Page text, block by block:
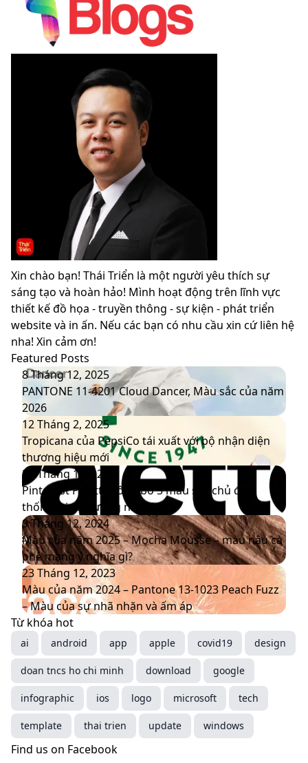
Xin chào bạn! Thái Triển là một người yêu thích sự
sáng tạo và hoàn hảo! Mình hoạt động trên lĩnh vực
thiết kế đồ họa - truyền thông - sự kiện - phát triển
website và in ấn. Nếu các bạn có nhu cầu xin cứ liên hệ
nha! Xin cảm ơn!
Featured Posts
PANTONE
11-
4201
Cloud
Dancer,
Màu
sắc
của
năm
2026
8 Tháng 12, 2025
PANTONE 11-4201 Cloud Dancer, Màu sắc của năm
2026
Tropicana
của
PepsiCo
tái
xuất
với
bộ
nhận
diện
thương
hiệu
mới
12 Tháng 2, 2025
Tropicana của PepsiCo tái xuất với bộ nhận diện
thương hiệu mới
Pinterest
Palette
công
bố
5
màu
sắc
chủ
đạo
thống
trị
xu
hướng
năm
2025
20 Tháng 1, 2025
Pinterest Palette công bố 5 màu sắc chủ đạo
thống trị xu hướng năm 2025
Màu
của
năm
2025
–
Mocha
Mousse
–
màu
nâu
cà
phê
mang
ý
nghĩa
9 Tháng 12, 2024
Màu của năm 2025 – Mocha Mousse – màu nâu cà
phê mang ý nghĩa gì?
Màu
của
năm
2024
–
Pantone
13-
1023
Peach
Fuzz
–
Màu
23 Tháng 12, 2023
Màu của năm 2024 – Pantone 13-1023 Peach Fuzz
– Màu của sự nhã nhặn và ấm áp
Từ khóa hot
ai android app apple covid19 design
doan tncs ho chi minh download google
infographic ios logo microsoft tech
template thai trien update windows
Find us on Facebook